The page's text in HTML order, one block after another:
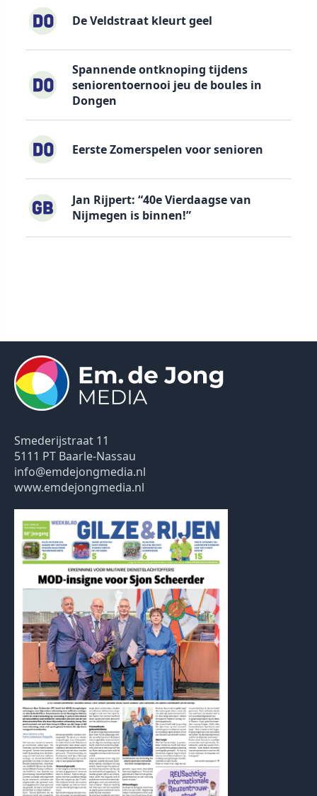
De Veldstraat kleurt geel
Spannende ontknoping tijdens
seniorentoernooi jeu de boules in
Dongen
Eerste Zomerspelen voor senioren
Jan Rijpert: “40e Vierdaagse van
Nijmegen is binnen!”
Smederijstraat 11
5111 PT Baarle-Nassau
info@emdejongmedia.nl
www.emdejongmedia.nl